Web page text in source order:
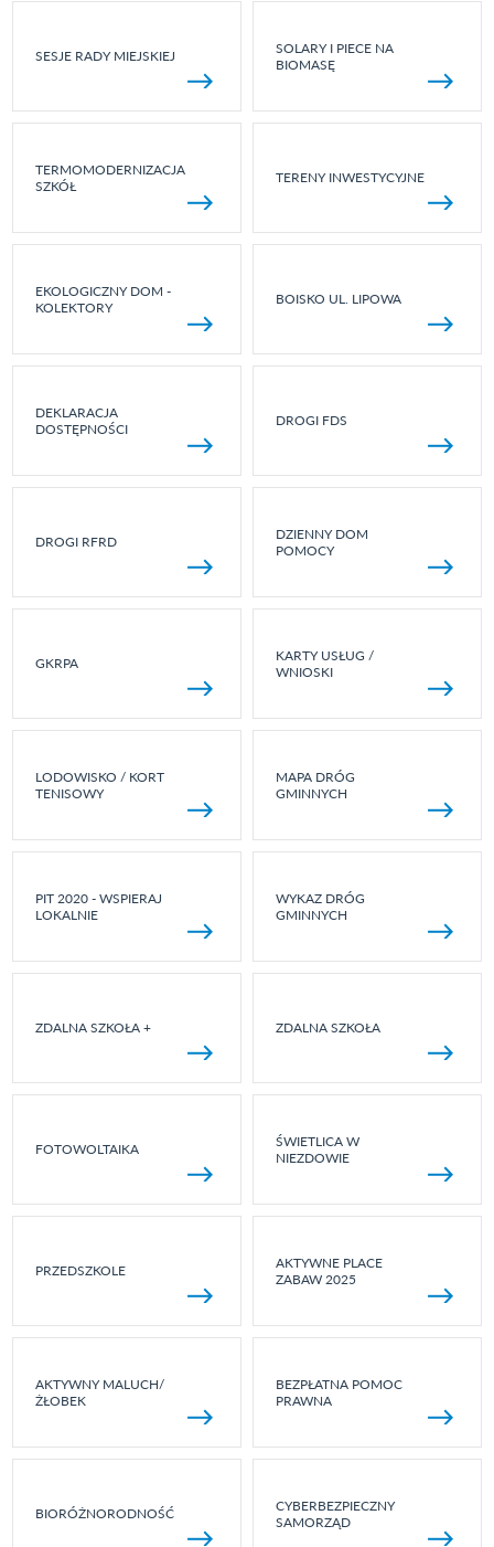
SESJE RADY MIEJSKIEJ
SOLARY I PIECE NA
BIOMASĘ
TERMOMODERNIZACJA
SZKÓŁ
TERENY INWESTYCYJNE
EKOLOGICZNY DOM -
KOLEKTORY
BOISKO UL. LIPOWA
DEKLARACJA
DOSTĘPNOŚCI
DROGI FDS
DROGI RFRD
DZIENNY DOM
POMOCY
GKRPA
KARTY USŁUG /
WNIOSKI
LODOWISKO / KORT
TENISOWY
MAPA DRÓG
GMINNYCH
PIT 2020 - WSPIERAJ
LOKALNIE
WYKAZ DRÓG
GMINNYCH
ZDALNA SZKOŁA + ZDALNA SZKOŁA
FOTOWOLTAIKA
ŚWIETLICA W
NIEZDOWIE
PRZEDSZKOLE
AKTYWNE PLACE
ZABAW 2025
AKTYWNY MALUCH/
ŻŁOBEK
BEZPŁATNA POMOC
PRAWNA
BIORÓŻNORODNOŚĆ
CYBERBEZPIECZNY
SAMORZĄD